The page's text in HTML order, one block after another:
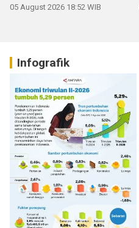
05 August 2026 18:52 WIB
Infografik